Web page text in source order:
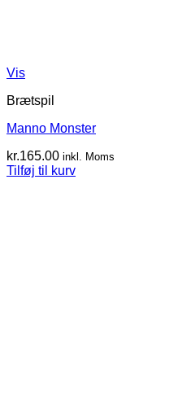
Vis
Brætspil
Manno Monster
kr.165.00 inkl. Moms
Tilføj til kurv